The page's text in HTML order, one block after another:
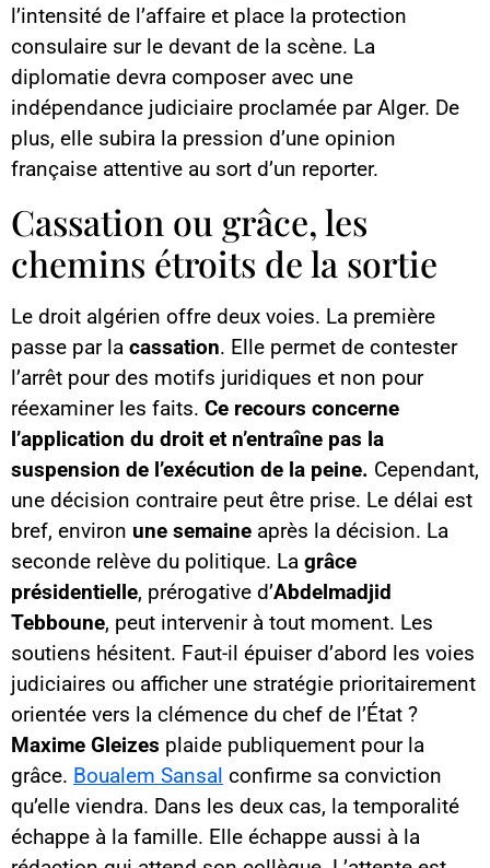
l’intensité de l’affaire et place la protection
consulaire sur le devant de la scène. La
diplomatie devra composer avec une
indépendance judiciaire proclamée par Alger. De
plus, elle subira la pression d’une opinion
française attentive au sort d’un reporter.
Cassation ou grâce, les
chemins étroits de la sortie
Le droit algérien offre deux voies. La première
passe par la cassation. Elle permet de contester
l’arrêt pour des motifs juridiques et non pour
réexaminer les faits. Ce recours concerne
l’application du droit et n’entraîne pas la
suspension de l’exécution de la peine. Cependant,
une décision contraire peut être prise. Le délai est
bref, environ une semaine après la décision. La
seconde relève du politique. La grâce
présidentielle, prérogative d’Abdelmadjid
Tebboune, peut intervenir à tout moment. Les
soutiens hésitent. Faut-il épuiser d’abord les voies
judiciaires ou afficher une stratégie prioritairement
orientée vers la clémence du chef de l’État ?
Maxime Gleizes plaide publiquement pour la
grâce. Boualem Sansal confirme sa conviction
qu’elle viendra. Dans les deux cas, la temporalité
échappe à la famille. Elle échappe aussi à la